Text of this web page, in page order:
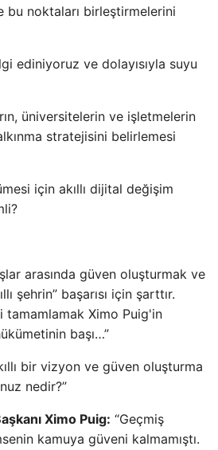
bu noktaları birleştirmelerini
ediniyoruz ve dolayısıyla suyu
üniversitelerin ve işletmelerin
stratejisini belirlemesi
için akıllı dijital değişim
arasında güven oluşturmak ve
şehrin” başarısı için şarttır.
tamamlamak Ximo Puig'in
başı…”
bir vizyon ve güven oluşturma
nedir?”
Ximo Puig: “Geçmiş
kamuya güveni kalmamıştı.